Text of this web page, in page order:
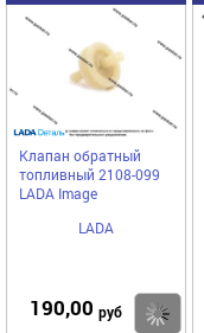
Клапан обратный
топливный 2108-099
LADA Image
LADA
190,00 руб